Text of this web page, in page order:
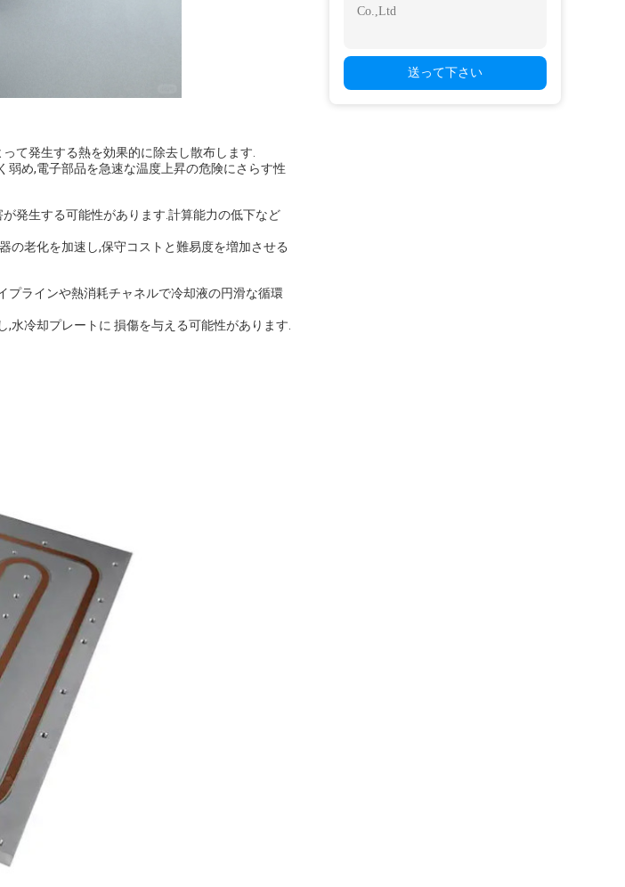
て発生する熱を効果的に除去し散布します.
め,電子部品を急速な温度上昇の危険にさらす性
発生する可能性があります.計算能力の低下など
の老化を加速し,保守コストと難易度を増加させる
プラインや熱消耗チャネルで冷却液の円滑な循環
水冷却プレートに 損傷を与える可能性があります.
送って下さい